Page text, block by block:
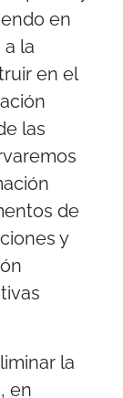
en
la
en el
las
de
y
la
en